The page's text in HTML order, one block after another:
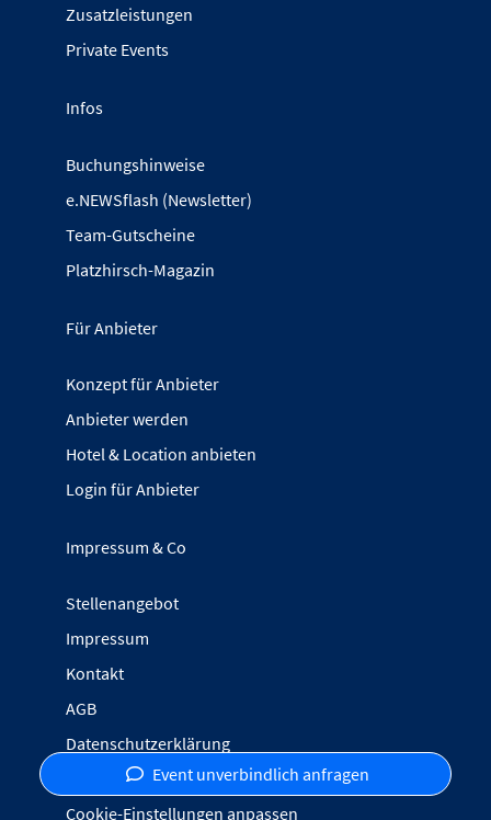
Event unverbindlich anfragen
Zusatzleistungen
Private Events
Infos
Buchungshinweise
e.NEWSflash (Newsletter)
Team-Gutscheine
Platzhirsch-Magazin
Für Anbieter
Konzept für Anbieter
Anbieter werden
Hotel & Location anbieten
Login für Anbieter
Impressum & Co
Stellenangebot
Impressum
Kontakt
AGB
Datenschutzerklärung
Inhalte melden
Cookie-Einstellungen anpassen